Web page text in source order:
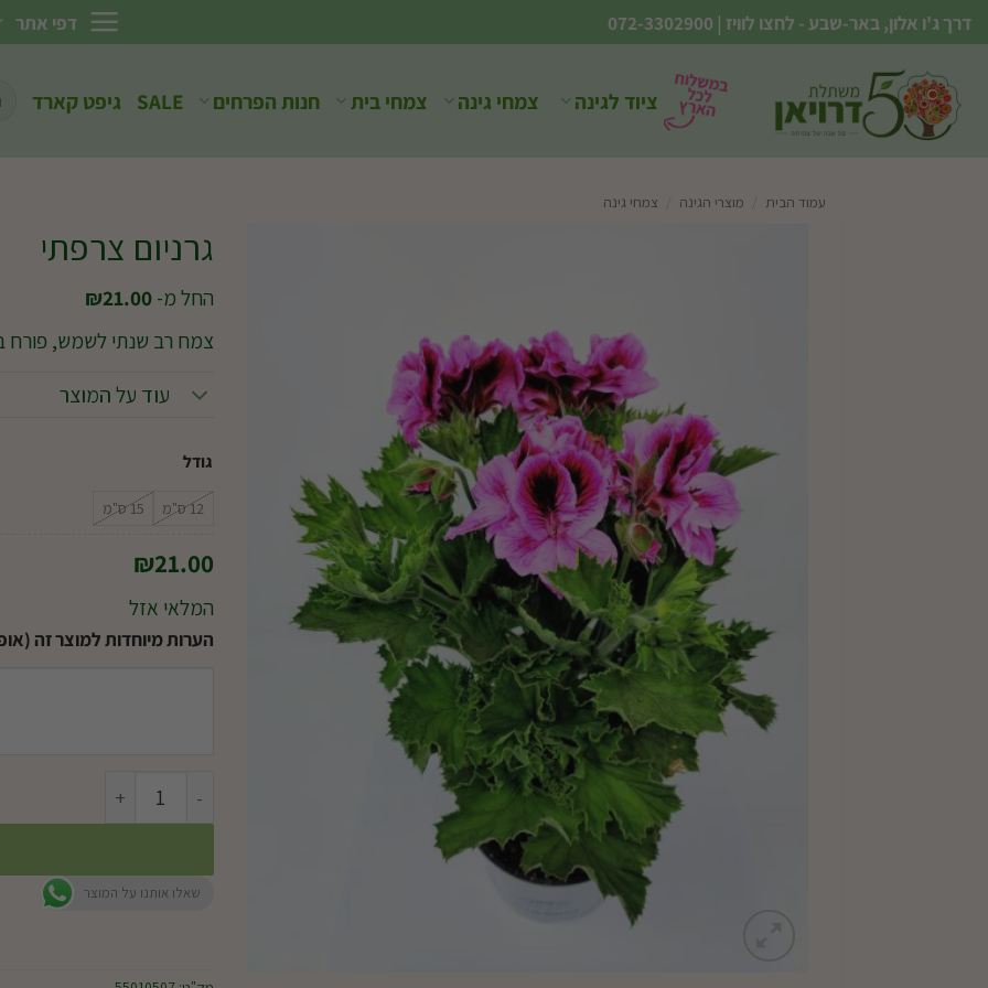
Skip
to
content
דרך ג'ו אלון, באר-שבע - לחצו לוויז |
072-3302900 דפי אתר
ציוד לגינה צמחי גינה צמחי בית חנות הפרחים SALE גיפט קארד
עמוד הבית מוצרי הגינה צמחי גינה
גרניום צרפתי
החל מ- ₪21.00
צמח רב שנתי לשמש, פורח
עוד על המוצר
גודל
12 ס"מ 15 ס"מ
₪21.00
המלאי אזל
הערות מיוחדות למוצר זה
כמות של גרניום צרפתי
שאלו אותנו על המוצר